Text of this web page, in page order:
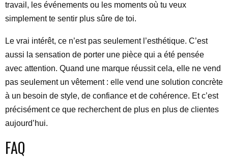
travail, les événements ou les moments où tu veux
simplement te sentir plus sûre de toi.
Le vrai intérêt, ce n’est pas seulement l’esthétique. C’est
aussi la sensation de porter une pièce qui a été pensée
avec attention. Quand une marque réussit cela, elle ne vend
pas seulement un vêtement : elle vend une solution concrète
à un besoin de style, de confiance et de cohérence. Et c’est
précisément ce que recherchent de plus en plus de clientes
aujourd’hui.
FAQ